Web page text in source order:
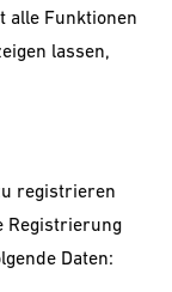
alle Funktionen
lassen,
registrieren
Registrierung
Daten: